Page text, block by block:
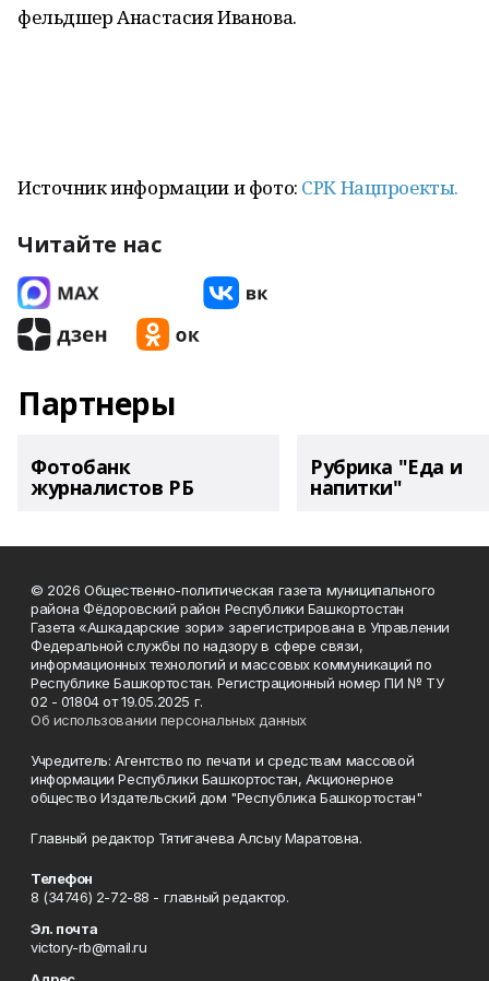
фельдшер Анастасия Иванова.
Источник информации и фото: СРК Нацпроекты.
Читайте нас
Партнеры
Фотобанк
журналистов РБ
Рубрика "Еда и
напитки"
© 2026 Общественно-политическая газета муниципального
района Фёдоровский район Республики Башкортостан
Газета «Ашкадарские зори» зарегистрирована в Управлении
Федеральной службы по надзору в сфере связи,
информационных технологий и массовых коммуникаций по
Республике Башкортостан. Регистрационный номер ПИ № ТУ
02 - 01804 от 19.05.2025 г.
Об использовании персональных данных
Учредитель: Агентство по печати и средствам массовой
информации Республики Башкортостан, Акционерное
общество Издательский дом "Республика Башкортостан"
Главный редактор Тятигачева Алсыу Маратовна.
Телефон
8 (34746) 2-72-88 - главный редактор.
Эл. почта
victory-rb@mail.ru